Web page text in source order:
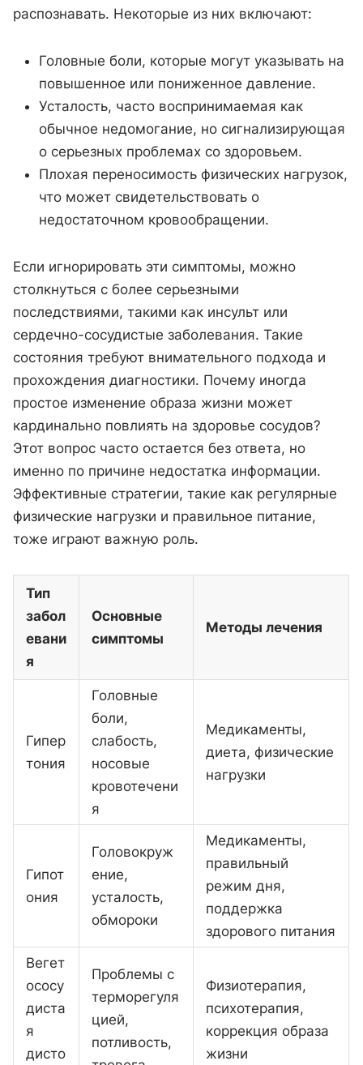
распознавать. Некоторые из них включают:
Головные боли, которые могут указывать на
повышенное или пониженное давление.
Усталость, часто воспринимаемая как
обычное недомогание, но сигнализирующая
о серьезных проблемах со здоровьем.
Плохая переносимость физических нагрузок,
что может свидетельствовать о
недостаточном кровообращении.
Если игнорировать эти симптомы, можно
столкнуться с более серьезными
последствиями, такими как инсульт или
сердечно-сосудистые заболевания. Такие
состояния требуют внимательного подхода и
прохождения диагностики. Почему иногда
простое изменение образа жизни может
кардинально повлиять на здоровье сосудов?
Этот вопрос часто остается без ответа, но
именно по причине недостатка информации.
Эффективные стратегии, такие как регулярные
физические нагрузки и правильное питание,
тоже играют важную роль.
Тип
забол
евани
я
Основные
симптомы
Методы лечения
Гипер
тония
Головные
боли,
слабость,
носовые
кровотечени
я
Медикаменты,
диета, физические
нагрузки
Гипот
ония
Головокруж
ение,
усталость,
обмороки
Медикаменты,
правильный
режим дня,
поддержка
здорового питания
Вегет
ососу
диста
я
дисто
Проблемы с
терморегуля
цией,
потливость,
Физиотерапия,
психотерапия,
коррекция образа
жизни